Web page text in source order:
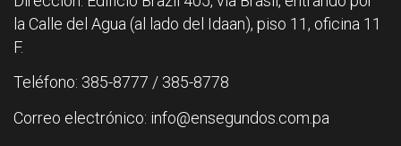
la Calle del Agua (al lado del Idaan), piso 11, oficina 11
F.
Teléfono: 385-8777 / 385-8778
Correo electrónico: info@ensegundos.com.pa